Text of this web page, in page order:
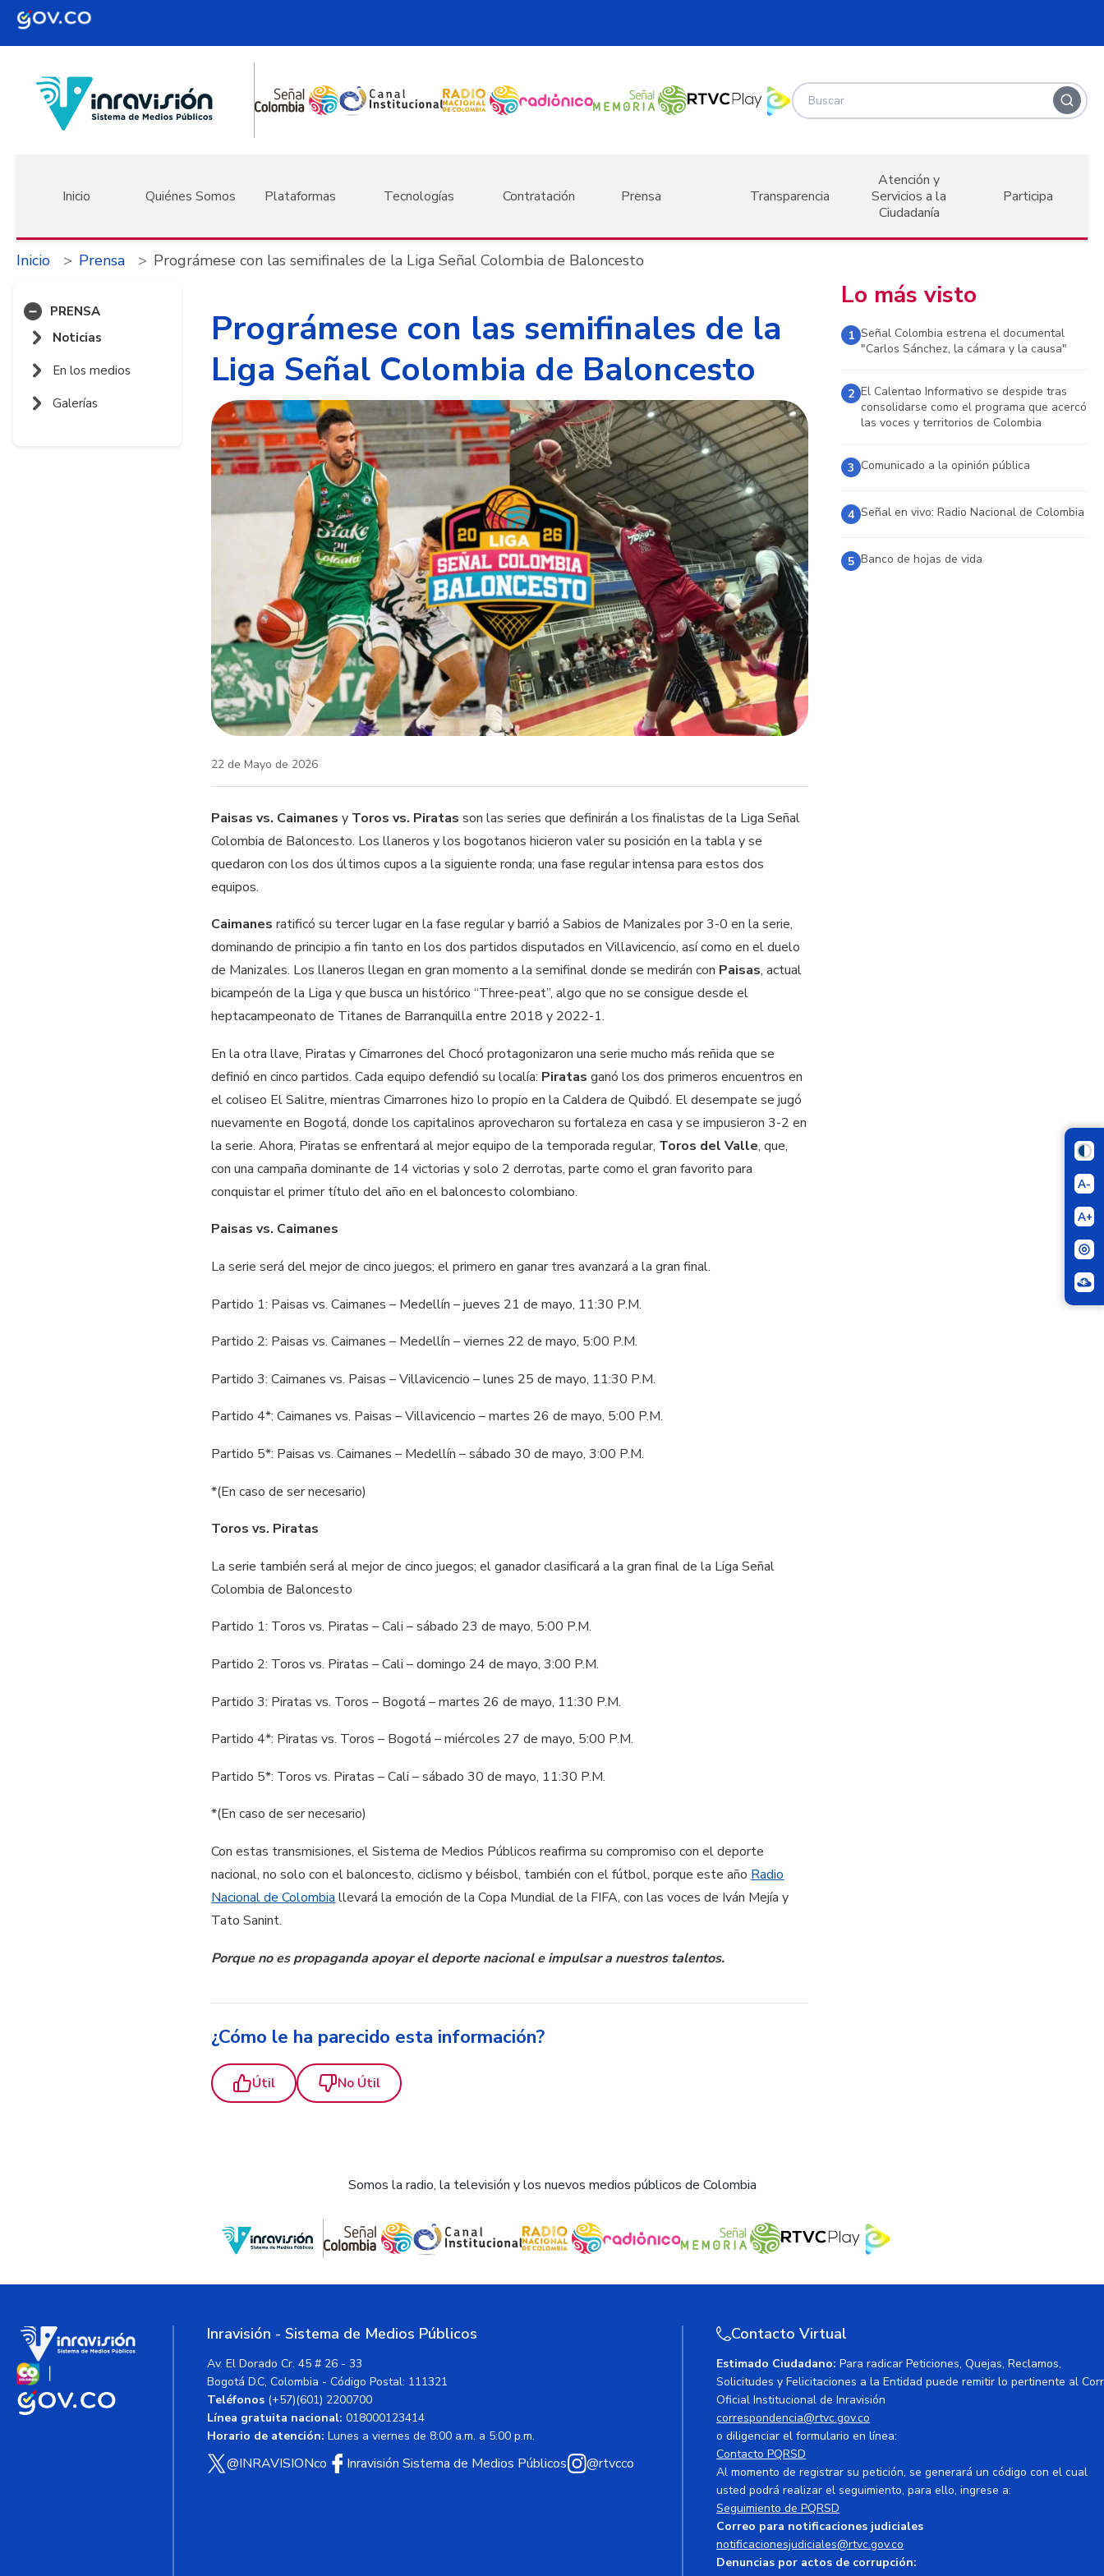
Pasar al contenido principal
Inicio Quiénes Somos Plataformas Tecnologías Contratación Prensa Transparencia
Atención y
Servicios a la
Ciudadanía
Participa
A-
A+
Inicio Prensa Prográmese con las semifinales de la Liga Señal Colombia de Baloncesto
PRENSA
Noticias
En los medios
Galerías
Prográmese con las semifinales de la
Liga Señal Colombia de Baloncesto
22 de Mayo de 2026
Paisas vs. Caimanes y Toros vs. Piratas son las series que definirán a los finalistas de la Liga Señal
Colombia de Baloncesto. Los llaneros y los bogotanos hicieron valer su posición en la tabla y se
quedaron con los dos últimos cupos a la siguiente ronda; una fase regular intensa para estos dos
equipos.
Caimanes ratificó su tercer lugar en la fase regular y barrió a Sabios de Manizales por 3-0 en la serie,
dominando de principio a fin tanto en los dos partidos disputados en Villavicencio, así como en el duelo
de Manizales. Los llaneros llegan en gran momento a la semifinal donde se medirán con Paisas, actual
bicampeón de la Liga y que busca un histórico “Three-peat”, algo que no se consigue desde el
heptacampeonato de Titanes de Barranquilla entre 2018 y 2022-1.
En la otra llave, Piratas y Cimarrones del Chocó protagonizaron una serie mucho más reñida que se
definió en cinco partidos. Cada equipo defendió su localía: Piratas ganó los dos primeros encuentros en
el coliseo El Salitre, mientras Cimarrones hizo lo propio en la Caldera de Quibdó. El desempate se jugó
nuevamente en Bogotá, donde los capitalinos aprovecharon su fortaleza en casa y se impusieron 3-2 en
la serie. Ahora, Piratas se enfrentará al mejor equipo de la temporada regular, Toros del Valle, que,
con una campaña dominante de 14 victorias y solo 2 derrotas, parte como el gran favorito para
conquistar el primer título del año en el baloncesto colombiano.
Paisas vs. Caimanes
La serie será del mejor de cinco juegos; el primero en ganar tres avanzará a la gran final.
Partido 1: Paisas vs. Caimanes – Medellín – jueves 21 de mayo, 11:30 P.M.
Partido 2: Paisas vs. Caimanes – Medellín – viernes 22 de mayo, 5:00 P.M.
Partido 3: Caimanes vs. Paisas – Villavicencio – lunes 25 de mayo, 11:30 P.M.
Partido 4*: Caimanes vs. Paisas – Villavicencio – martes 26 de mayo, 5:00 P.M.
Partido 5*: Paisas vs. Caimanes – Medellín – sábado 30 de mayo, 3:00 P.M.
*(En caso de ser necesario)
Toros vs. Piratas
La serie también será al mejor de cinco juegos; el ganador clasificará a la gran final de la Liga Señal
Colombia de Baloncesto
Partido 1: Toros vs. Piratas – Cali – sábado 23 de mayo, 5:00 P.M.
Partido 2: Toros vs. Piratas – Cali – domingo 24 de mayo, 3:00 P.M.
Partido 3: Piratas vs. Toros – Bogotá – martes 26 de mayo, 11:30 P.M.
Partido 4*: Piratas vs. Toros – Bogotá – miércoles 27 de mayo, 5:00 P.M.
Partido 5*: Toros vs. Piratas – Cali – sábado 30 de mayo, 11:30 P.M.
*(En caso de ser necesario)
Con estas transmisiones, el Sistema de Medios Públicos reafirma su compromiso con el deporte
nacional, no solo con el baloncesto, ciclismo y béisbol, también con el fútbol, porque este año Radio
Nacional de Colombia llevará la emoción de la Copa Mundial de la FIFA, con las voces de Iván Mejía y
Tato Sanint.
Porque no es propaganda apoyar el deporte nacional e impulsar a nuestros talentos.
¿Cómo le ha parecido esta información?
Útil No Útil
Lo más visto
1 Señal Colombia estrena el documental
"Carlos Sánchez, la cámara y la causa"
2 El Calentao Informativo se despide tras
consolidarse como el programa que acercó
las voces y territorios de Colombia
3 Comunicado a la opinión pública
4 Señal en vivo: Radio Nacional de Colombia
5 Banco de hojas de vida
Somos la radio, la televisión y los nuevos medios públicos de Colombia
Inravisión - Sistema de Medios Públicos
Av. El Dorado Cr. 45 # 26 - 33
Bogotá D.C, Colombia - Código Postal: 111321
Teléfonos (+57)(601) 2200700
Línea gratuita nacional: 018000123414
Horario de atención: Lunes a viernes de 8:00 a.m. a 5:00 p.m.
@INRAVISIONco Inravisión Sistema de Medios Públicos @rtvcco
Contacto Virtual
Estimado Ciudadano: Para radicar Peticiones, Quejas, Reclamos,
Solicitudes y Felicitaciones a la Entidad puede remitir lo pertinente al
Oficial Institucional de Inravisión
correspondencia@rtvc.gov.co
o diligenciar el formulario en línea:
Contacto PQRSD
Al momento de registrar su petición, se generará un código con el cual
usted podrá realizar el seguimiento, para ello, ingrese a:
Seguimiento de PQRSD
Correo para notificaciones judiciales
notificacionesjudiciales@rtvc.gov.co
Denuncias por actos de corrupción: